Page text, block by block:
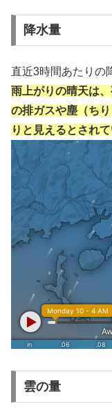
降水量
直近3時間あたりの
雨上がりの晴天は
の排ガスや塵（ち
りと見えるとされて
雲の量